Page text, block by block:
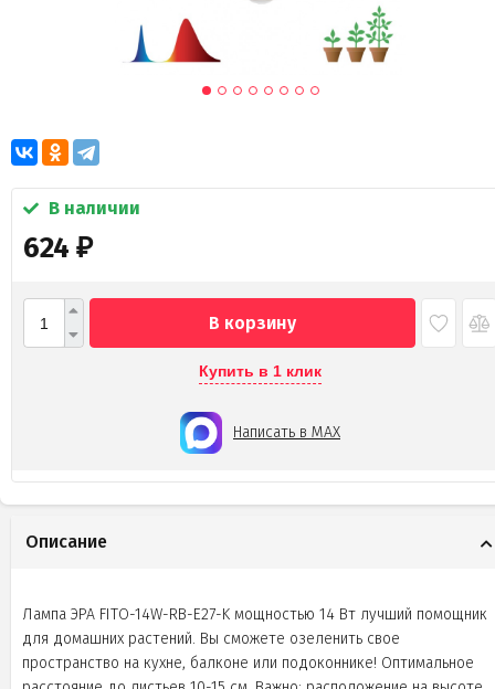
В наличии
624 ₽
В корзину
Купить в 1 клик
Написать в MAX
Описание
Лампа ЭРА FITO-14W-RB-E27-K мощностью 14 Вт лучший помощник
для домашних растений. Вы сможете озеленить свое
пространство на кухне, балконе или подоконнике! Оптимальное